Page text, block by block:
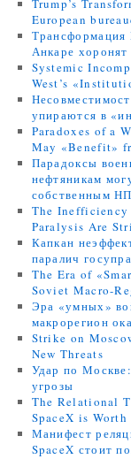
Trump’s
European
Анкаре
Systemic
West’s
упираются в
Paradoxes of a
May «Benefit»
Парадоксы
нефтяникам
собственным
The Inefficiency
Paralysis Are
Капкан
паралич
The Era of
Soviet Macro-
Эра «умных»
макрорегион
Strike on
New Threats
Удар по
угрозы
The Relational
SpaceX is Worth
Манифест
SpaceX стоит